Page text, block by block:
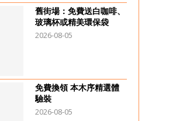
舊街場：免費送白咖啡、
玻璃杯或精美環保袋
2026-08-05
免費換領 本木序精選體
驗裝
2026-08-05